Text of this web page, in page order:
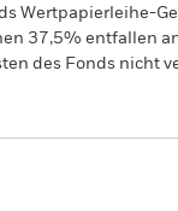
Wertpapierleihe-
37,5% entfallen
des Fonds nicht